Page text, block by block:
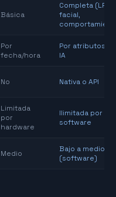
Básica
Completa (LPR,
facial,
Por
fecha/hora
Por atributos de
IA
No Nativa o API
Limitada
por
hardware
Ilimitada por
software
Medio
Bajo a medio
(software)